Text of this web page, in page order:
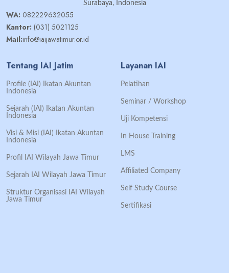
Surabaya, Indonesia
WA: 082229632055
Kantor: (031) 5021125
Mail:info@iaijawatimur.or.id
Tentang IAI Jatim
Profile (IAI) Ikatan Akuntan
Indonesia
Sejarah (IAI) Ikatan Akuntan
Indonesia
Visi & Misi (IAI) Ikatan Akuntan
Indonesia
Profil IAI Wilayah Jawa Timur
Sejarah IAI Wilayah Jawa Timur
Struktur Organisasi IAI Wilayah
Jawa Timur
Layanan IAI
Pelatihan
Seminar / Workshop
Uji Kompetensi
In House Training
LMS
Affiliated Company
Self Study Course
Sertifikasi